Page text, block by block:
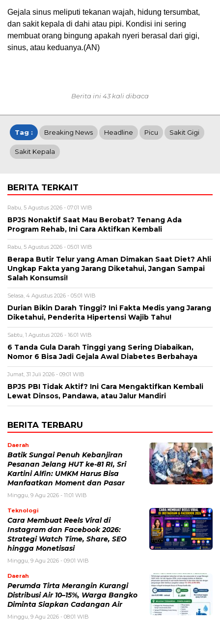
Gejala sinus meliputi tekanan wajah, hidung tersumbat,
dan sakit kepala di dahi atau pipi. Kondisi ini sering
membuat orang bingung apakah nyeri berasal dari gigi,
sinus, atau keduanya.(AN)
Berita ini 43 kali dibaca
Tag : Breaking News Headline Picu Sakit Gigi
Sakit Kepala
BERITA TERKAIT
Rabu, 5 Agustus 2026 - 07:01 WIB
BPJS Nonaktif Saat Mau Berobat? Tenang Ada
Program Rehab, Ini Cara Aktifkan Kembali
Rabu, 5 Agustus 2026 - 05:01 WIB
Berapa Butir Telur yang Aman Dimakan Saat Diet? Ahli
Ungkap Fakta yang Jarang Diketahui, Jangan Sampai
Salah Konsumsi!
Selasa, 4 Agustus 2026 - 05:01 WIB
Durian Bikin Darah Tinggi? Ini Fakta Medis yang Jarang
Diketahui, Penderita Hipertensi Wajib Tahu!
Sabtu, 1 Agustus 2026 - 16:01 WIB
6 Tanda Gula Darah Tinggi yang Sering Diabaikan,
Nomor 6 Bisa Jadi Gejala Awal Diabetes Berbahaya
Jumat, 31 Juli 2026 - 09:01 WIB
BPJS PBI Tidak Aktif? Ini Cara Mengaktifkan Kembali
Lewat Dinsos, Pandawa, atau Jalur Mandiri
BERITA TERBARU
Daerah
Batik Sungai Penuh Kebanjiran
Pesanan Jelang HUT ke-81 RI, Sri
Kartini Alfin: UMKM Harus Bisa
Manfaatkan Moment dan Pasar
Minggu, 9 Agu 2026 - 11:01 WIB
Teknologi
Cara Membuat Reels Viral di
Instagram dan Facebook 2026:
Strategi Watch Time, Share, SEO
hingga Monetisasi
Minggu, 9 Agu 2026 - 09:01 WIB
Daerah
Perumda Tirta Merangin Kurangi
Distribusi Air 10–15%, Warga Bangko
Diminta Siapkan Cadangan Air
Minggu, 9 Agu 2026 - 08:01 WIB